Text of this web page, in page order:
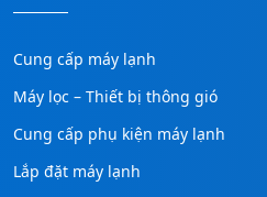
Cung cấp máy lạnh
Máy lọc – Thiết bị thông gió
Cung cấp phụ kiện máy lạnh
Lắp đặt máy lạnh